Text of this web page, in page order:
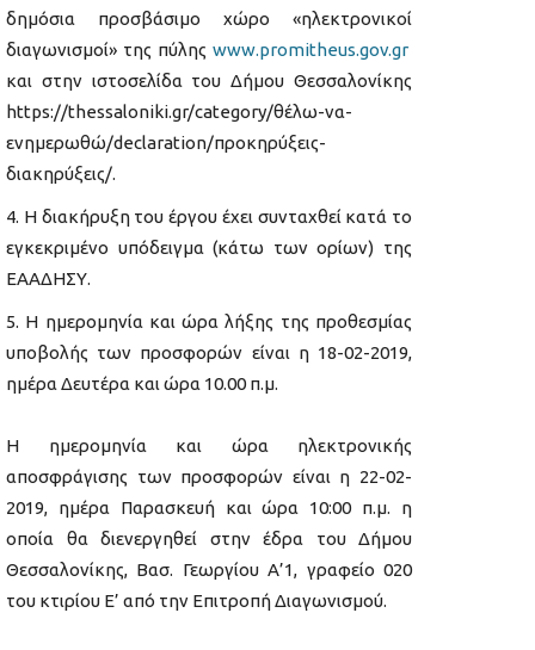
δημόσια προσβάσιμο χώρο «ηλεκτρονικοί
διαγωνισμοί» της πύλης www.promitheus.gov.gr
και στην ιστοσελίδα του Δήμου Θεσσαλονίκης
https://thessaloniki.gr/category/θέλω-να-
ενημερωθώ/declaration/προκηρύξεις-
διακηρύξεις/.
H διακήρυξη του έργου έχει συνταχθεί κατά το
εγκεκριμένο υπόδειγμα (κάτω των ορίων) της
ΕΑΑΔΗΣΥ.
Η ημερομηνία και ώρα λήξης της προθεσμίας
υποβολής των προσφορών είναι η 18-02-2019,
ημέρα Δευτέρα και ώρα 10.00 π.μ.
Η ημερομηνία και ώρα ηλεκτρονικής
αποσφράγισης των προσφορών είναι η 22-02-
2019, ημέρα Παρασκευή και ώρα 10:00 π.μ. η
οποία θα διενεργηθεί στην έδρα του Δήμου
Θεσσαλονίκης, Βασ. Γεωργίου Α’1, γραφείο 020
του κτιρίου Ε’ από την Επιτροπή Διαγωνισμού.